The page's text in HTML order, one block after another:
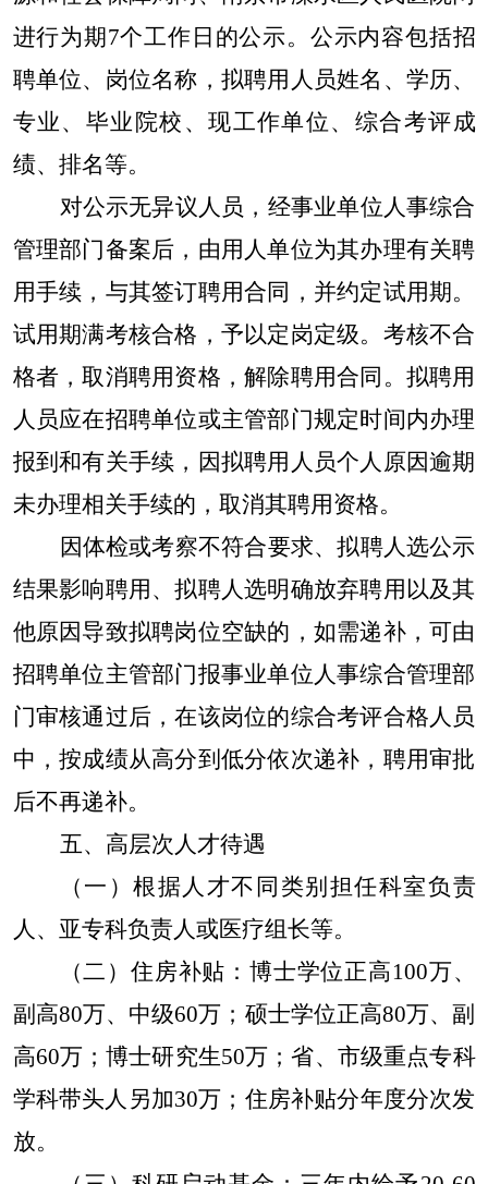
进行为期7个工作日的公示。公示内容包括招
聘单位、岗位名称，拟聘用人员姓名、学历、
专业、毕业院校、现工作单位、综合考评成
绩、排名等。
对公示无异议人员，经事业单位人事综合
管理部门备案后，由用人单位为其办理有关聘
用手续，与其签订聘用合同，并约定试用期。
试用期满考核合格，予以定岗定级。考核不合
格者，取消聘用资格，解除聘用合同。拟聘用
人员应在招聘单位或主管部门规定时间内办理
报到和有关手续，因拟聘用人员个人原因逾期
未办理相关手续的，取消其聘用资格。
因体检或考察不符合要求、拟聘人选公示
结果影响聘用、拟聘人选明确放弃聘用以及其
他原因导致拟聘岗位空缺的，如需递补，可由
招聘单位主管部门报事业单位人事综合管理部
门审核通过后，在该岗位的综合考评合格人员
中，按成绩从高分到低分依次递补，聘用审批
后不再递补。
五、高层次人才待遇
（一）根据人才不同类别担任科室负责
人、亚专科负责人或医疗组长等。
（二）住房补贴：博士学位正高100万、
副高80万、中级60万；硕士学位正高80万、副
高60万；博士研究生50万；省、市级重点专科
学科带头人另加30万；住房补贴分年度分次发
放。